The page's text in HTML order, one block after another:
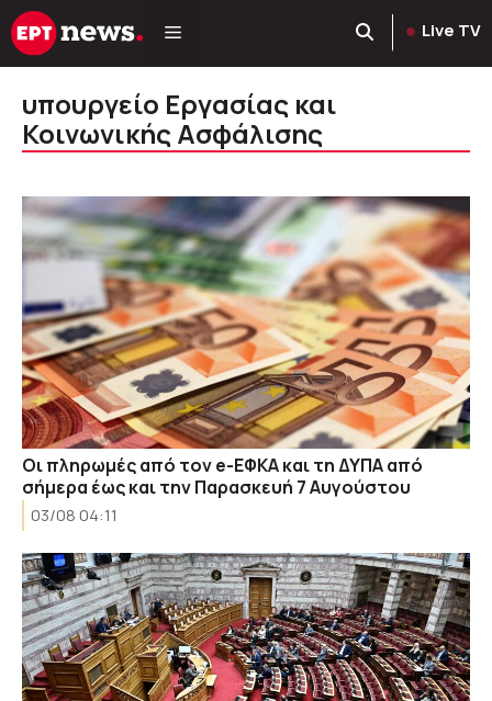
Μετάβαση
σε
Live TV
υπουργείο Εργασίας και
Κοινωνικής Ασφάλισης
Οι πληρωμές από τον e-ΕΦΚΑ και τη ΔΥΠΑ από
σήμερα έως και την Παρασκευή 7 Αυγούστου
03/08 04:11